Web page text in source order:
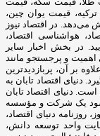
قیمت یوان چین،
می‌دهد. در اقتصاد نیوز
هواشناسی اقتصاد،
در بخش اخبار سایر
اهمیت و پرجستجو مانند
بر آن، پربازدیدترین
دنیای اقتصاد تابان به
دنیای اقتصاد تابان
یک شرکت و مؤسسه
روزنامه دنیای اقتصاد،
واحد توسعه دانش،